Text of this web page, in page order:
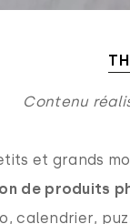
Contenu
et grands
de produits
calendrier,